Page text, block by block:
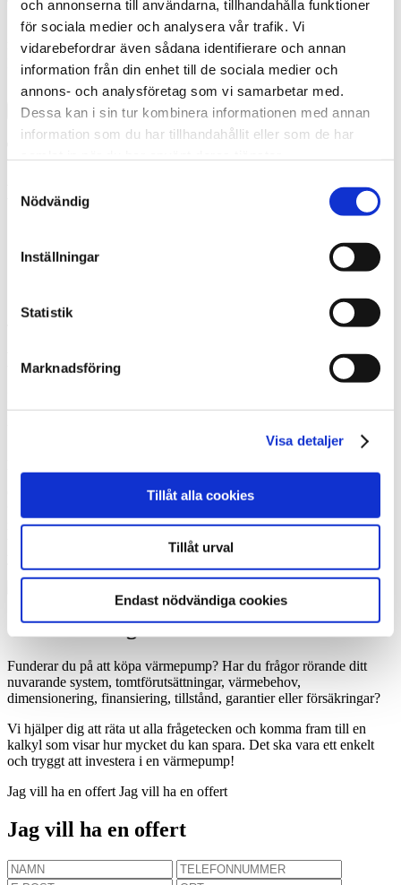
och annonserna till användarna, tillhandahålla funktioner
för sociala medier och analysera vår trafik. Vi
vidarebefordrar även sådana identifierare och annan
information från din enhet till de sociala medier och
annons- och analysföretag som vi samarbetar med.
Dessa kan i sin tur kombinera informationen med annan
information som du har tillhandahållit eller som de har
Nödvändig
Inställningar
Statistik
Marknadsföring
Visa detaljer
Tillåt alla cookies
Tillåt urval
Endast nödvändiga cookies
Jag godkänner att Thermia registrerar mina kontaktuppgifter för
mitt ärende.* Läs mer om hur Thermia hanterar dina
personuppgifter .
Misslyckades
Du kan få mer pengar i plånboken redan första dagen
Jag vill ha rådgivning
Besparing från första dagen
kommer över tid att betala tillbaka hela investeringskostnaden. Man
5 och 10 år för en värmepump. Men besparingen kan kännas i
Om man tar ett banklån för att köpa värmepump, så kommer den
ränta + amortering) att vara lägre än den driftskostnad man hade
tidigare. Allteftersom lånet amorteras av ökar besparingen
Goda råd är gratis
Funderar du på att köpa värmepump? Har du frågor rörande ditt
nuvarande system, tomtförutsättningar, värmebehov,
dimensionering, finansiering, tillstånd, garantier eller försäkringar?
Vi hjälper dig att räta ut alla frågetecken och komma fram till en
kalkyl som visar hur mycket du kan spara. Det ska vara ett enkelt
och tryggt att investera i en värmepump!
Jag vill ha en offert Jag vill ha en offert
Jag vill ha en offert